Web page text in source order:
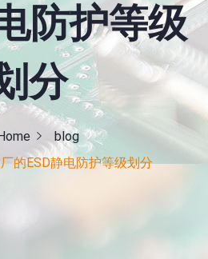
防护等级
分
blog
的ESD静电防护等级划分